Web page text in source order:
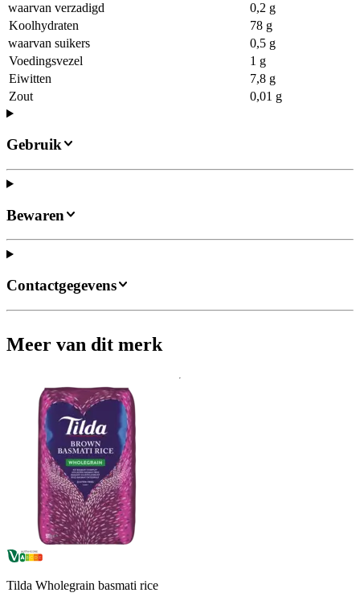
waarvan verzadigd
0,2 g
Koolhydraten
78 g
waarvan suikers
0,5 g
Voedingsvezel
1 g
Eiwitten
7,8 g
Zout
0,01 g
Gebruik
Bewaren
Contactgegevens
Meer van dit merk
Tilda Wholegrain basmati rice